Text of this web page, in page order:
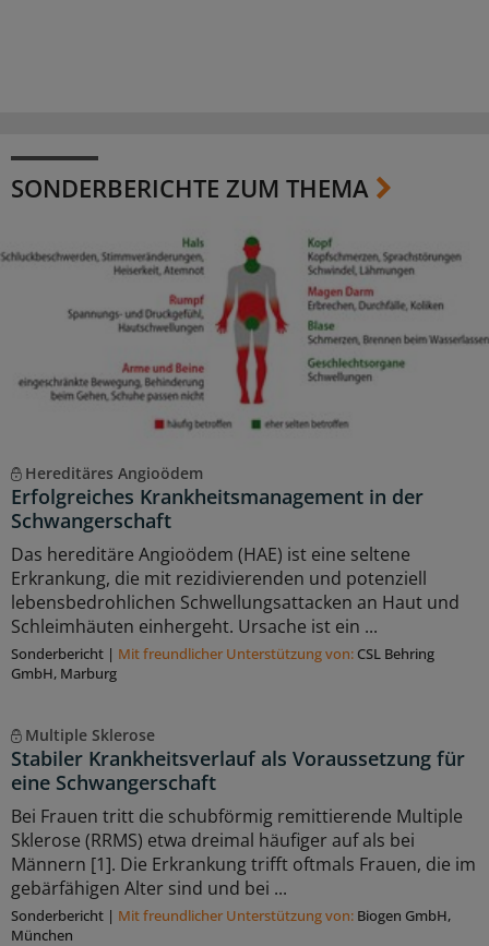
SONDERBERICHTE ZUM THEMA
Hereditäres Angioödem
Erfolgreiches Krankheitsmanagement in der
Schwangerschaft
Das hereditäre Angioödem (HAE) ist eine seltene
Erkrankung, die mit rezidivierenden und potenziell
lebensbedrohlichen Schwellungsattacken an Haut und
Schleimhäuten einhergeht. Ursache ist ein ...
Sonderbericht | Mit freundlicher Unterstützung von: CSL Behring
GmbH, Marburg
Multiple Sklerose
Stabiler Krankheitsverlauf als Voraussetzung für
eine Schwangerschaft
Bei Frauen tritt die schubförmig remittierende Multiple
Sklerose (RRMS) etwa dreimal häufiger auf als bei
Männern [1]. Die Erkrankung trifft oftmals Frauen, die im
gebärfähigen Alter sind und bei ...
Sonderbericht | Mit freundlicher Unterstützung von: Biogen GmbH,
München